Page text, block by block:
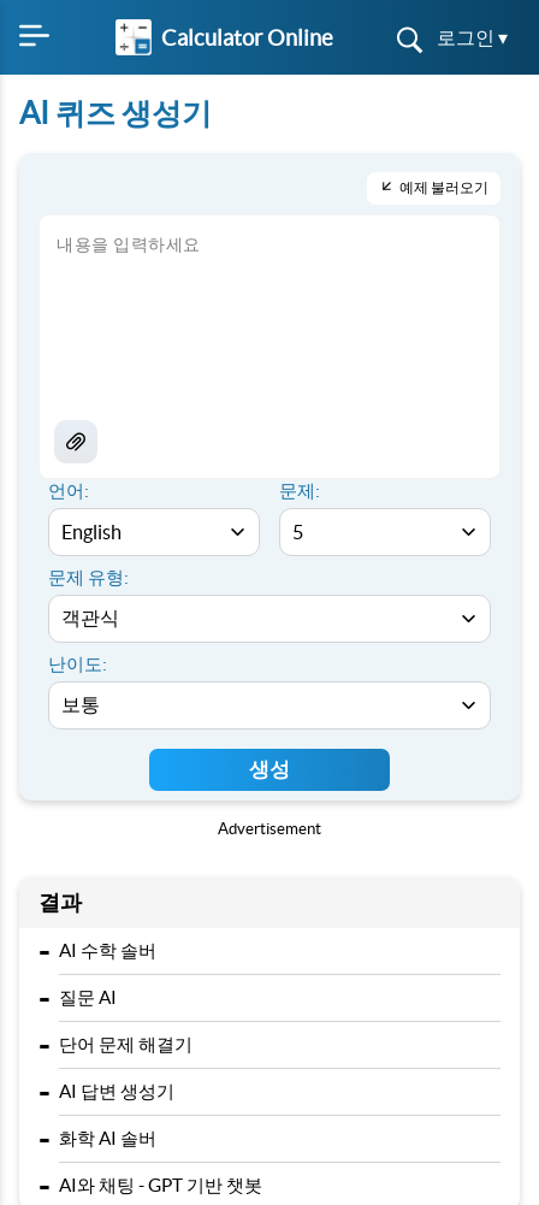
Calculator Online 로그인 ▾
AI 퀴즈 생성기
예제 불러오기
언어: 문제:
문제 유형:
난이도:
생성
Advertisement
결과
- AI 수학 솔버
- 질문 AI
- 단어 문제 해결기
- AI 답변 생성기
- 화학 AI 솔버
- AI와 채팅 - GPT 기반 챗봇